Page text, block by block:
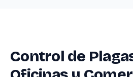
Control de